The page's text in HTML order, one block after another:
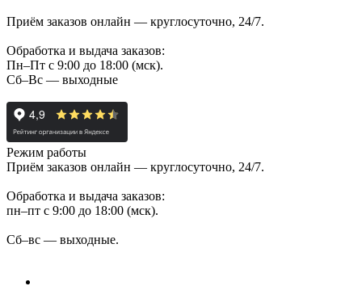
Приём заказов онлайн — круглосуточно, 24/7.
Обработка и выдача заказов:
Пн–Пт с 9:00 до 18:00 (мск).
Сб–Вс — выходные
Режим работы
Приём заказов онлайн — круглосуточно, 24/7.
Обработка и выдача заказов:
пн–пт с 9:00 до 18:00 (мск).
Сб–вс — выходные.